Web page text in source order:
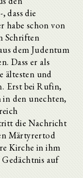
dass die
habe schon von
Schriften
dem Judentum
Dass er als
ältesten und
Erst bei Rufin,
den unechten,
die Nachricht
Märtyrertod
Kirche in ihm
auf